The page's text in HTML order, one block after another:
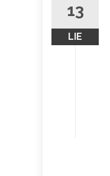
13
LIE